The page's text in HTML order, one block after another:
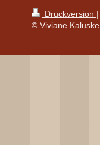
Druckversion |
© Viviane Kaluske